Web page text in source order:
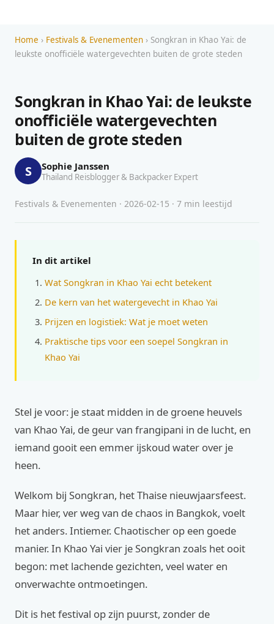
Home › Festivals & Evenementen › Songkran in Khao Yai: de
leukste onofficiële watergevechten buiten de grote steden
Songkran in Khao Yai: de leukste
onofficiële watergevechten
buiten de grote steden
S Sophie Janssen
Thailand Reisblogger & Backpacker Expert
Festivals & Evenementen · 2026-02-15 · 7 min leestijd
In dit artikel
Wat Songkran in Khao Yai echt betekent
De kern van het watergevecht in Khao Yai
Prijzen en logistiek: Wat je moet weten
Praktische tips voor een soepel Songkran in
Khao Yai
Stel je voor: je staat midden in de groene heuvels
van Khao Yai, de geur van frangipani in de lucht, en
iemand gooit een emmer ijskoud water over je
heen.
Welkom bij Songkran, het Thaise nieuwjaarsfeest.
Maar hier, ver weg van de chaos in Bangkok, voelt
het anders. Intiemer. Chaotischer op een goede
manier. In Khao Yai vier je Songkran zoals het ooit
begon: met lachende gezichten, veel water en
onverwachte ontmoetingen.
Dit is het festival op zijn puurst, zonder de